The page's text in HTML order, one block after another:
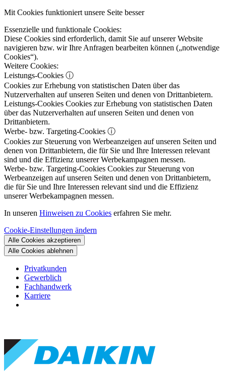
Mit Cookies funktioniert unsere Seite besser
Essenzielle und funktionale Cookies:
Diese Cookies sind erforderlich, damit Sie auf unserer Website
navigieren bzw. wir Ihre Anfragen bearbeiten können („notwendige
Cookies“).
Weitere Cookies:
Leistungs-Cookies ⓘ
Cookies zur Erhebung von statistischen Daten über das
Nutzerverhalten auf unseren Seiten und denen von Drittanbietern.
Leistungs-Cookies Cookies zur Erhebung von statistischen Daten
über das Nutzerverhalten auf unseren Seiten und denen von
Drittanbietern.
Werbe- bzw. Targeting-Cookies ⓘ
Cookies zur Steuerung von Werbeanzeigen auf unseren Seiten und
denen von Drittanbietern, die für Sie und Ihre Interessen relevant
sind und die Effizienz unserer Werbekampagnen messen.
Werbe- bzw. Targeting-Cookies Cookies zur Steuerung von
Werbeanzeigen auf unseren Seiten und denen von Drittanbietern,
die für Sie und Ihre Interessen relevant sind und die Effizienz
unserer Werbekampagnen messen.
In unseren Hinweisen zu Cookies erfahren Sie mehr.
Cookie-Einstellungen ändern
Alle Cookies akzeptieren
Alle Cookies ablehnen
Privatkunden
Gewerblich
Fachhandwerk
Karriere